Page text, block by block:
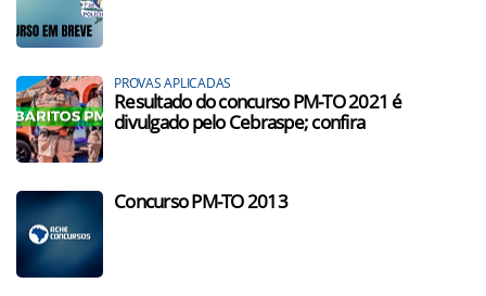
PROVAS APLICADAS
Resultado do concurso PM-TO 2021 é
divulgado pelo Cebraspe; confira
Concurso PM-TO 2013